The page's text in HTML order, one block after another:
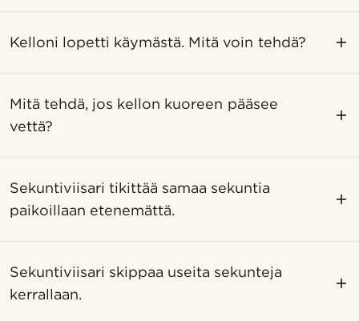
Kelloni lopetti käymästä. Mitä voin tehdä?
Mitä tehdä, jos kellon kuoreen pääsee
vettä?
Sekuntiviisari tikittää samaa sekuntia
paikoillaan etenemättä.
Sekuntiviisari skippaa useita sekunteja
kerrallaan.